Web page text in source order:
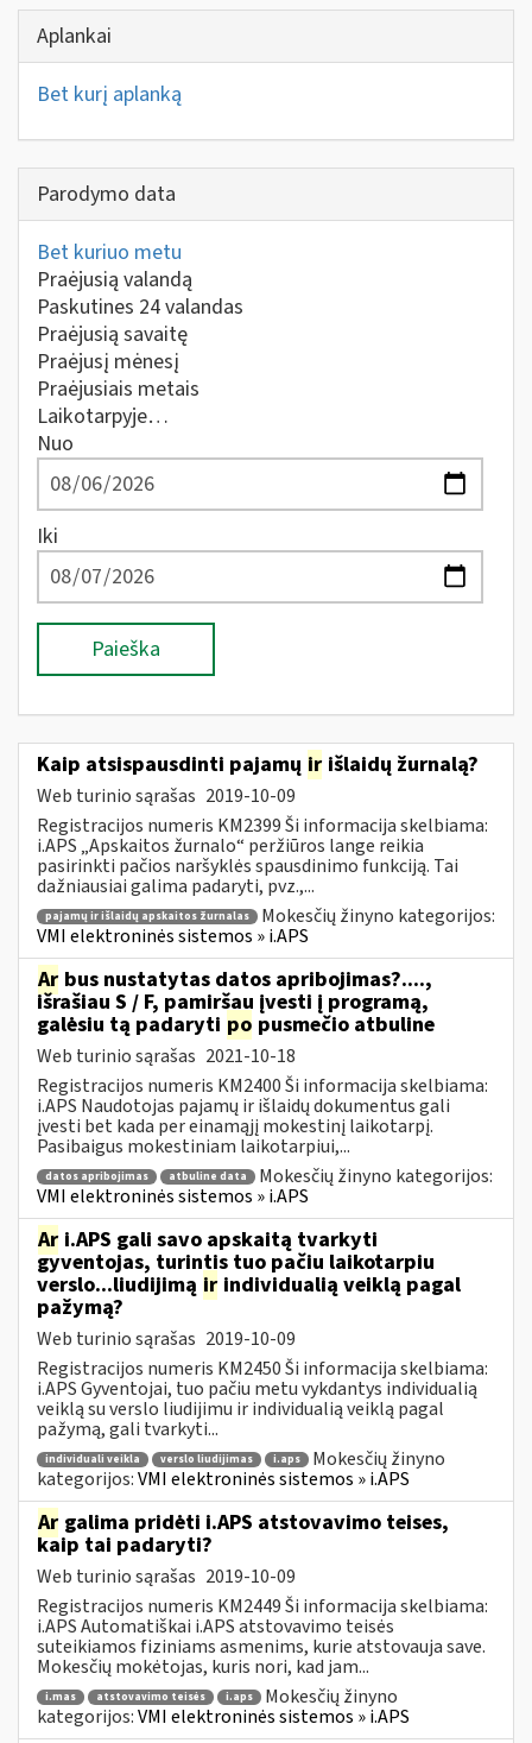
Aplankai
Bet kurį aplanką
Parodymo data
Bet kuriuo metu
Praėjusią valandą
Paskutines 24 valandas
Praėjusią savaitę
Praėjusį mėnesį
Praėjusiais metais
Laikotarpyje…
Nuo
Iki
Paieška
Kaip atsispausdinti pajamų ir išlaidų žurnalą?
Web turinio sąrašas 2019-10-09
Registracijos numeris KM2399 Ši informacija skelbiama:
i.APS „Apskaitos žurnalo“ peržiūros lange reikia
pasirinkti pačios naršyklės spausdinimo funkciją. Tai
dažniausiai galima padaryti, pvz.,...
pajamų ir išlaidų apskaitos žurnalas
Mokesčių žinyno kategorijos:
VMI elektroninės sistemos » i.APS
Ar bus nustatytas datos apribojimas?....,
išrašiau S / F, pamiršau įvesti į programą,
galėsiu tą padaryti po pusmečio atbuline
Web turinio sąrašas 2021-10-18
Registracijos numeris KM2400 Ši informacija skelbiama:
i.APS Naudotojas pajamų ir išlaidų dokumentus gali
įvesti bet kada per einamąjį mokestinį laikotarpį.
Pasibaigus mokestiniam laikotarpiui,...
datos apribojimas atbuline data
Mokesčių žinyno kategorijos:
VMI elektroninės sistemos » i.APS
Ar i.APS gali savo apskaitą tvarkyti
gyventojas, turintis tuo pačiu laikotarpiu
verslo...liudijimą ir individualią veiklą pagal
pažymą?
Web turinio sąrašas 2019-10-09
Registracijos numeris KM2450 Ši informacija skelbiama:
i.APS Gyventojai, tuo pačiu metu vykdantys individualią
veiklą su verslo liudijimu ir individualią veiklą pagal
pažymą, gali tvarkyti...
individuali veikla verslo liudijimas i.aps
Mokesčių žinyno
kategorijos:VMI elektroninės sistemos » i.APS
Ar galima pridėti i.APS atstovavimo teises,
kaip tai padaryti?
Web turinio sąrašas 2019-10-09
Registracijos numeris KM2449 Ši informacija skelbiama:
i.APS Automatiškai i.APS atstovavimo teisės
suteikiamos fiziniams asmenims, kurie atstovauja save.
Mokesčių mokėtojas, kuris nori, kad jam...
i.mas atstovavimo teisės i.aps
Mokesčių žinyno
kategorijos:VMI elektroninės sistemos » i.APS